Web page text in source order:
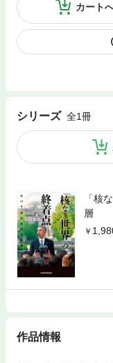
カート
シリーズ 全1冊
「核
層
作品情報